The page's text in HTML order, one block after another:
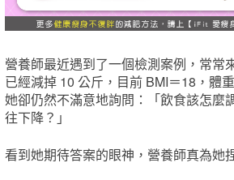
營養師最近遇到了一個檢測案例，常常
已經減掉 10 公斤，目前 BMI＝18，體
她卻仍然不滿意地詢問：「飲食該怎麼
往下降？」
看到她期待答案的眼神，營養師真為她